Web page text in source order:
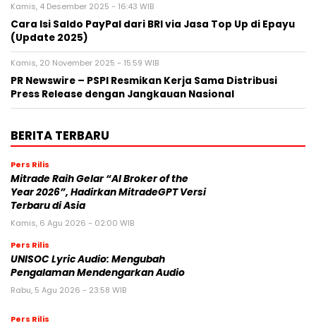
Kamis, 4 Desember 2025 - 16:43 WIB
Cara Isi Saldo PayPal dari BRI via Jasa Top Up di Epayu
(Update 2025)
Kamis, 20 November 2025 - 15:59 WIB
PR Newswire – PSPI Resmikan Kerja Sama Distribusi
Press Release dengan Jangkauan Nasional
BERITA TERBARU
Pers Rilis
Mitrade Raih Gelar “AI Broker of the
Year 2026”, Hadirkan MitradeGPT Versi
Terbaru di Asia
Kamis, 6 Agu 2026 - 02:00 WIB
Pers Rilis
UNISOC Lyric Audio: Mengubah
Pengalaman Mendengarkan Audio
Rabu, 5 Agu 2026 - 23:58 WIB
Pers Rilis